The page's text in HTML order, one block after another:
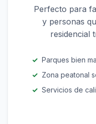
Perfecto para
y personas
residencial
Parques bien
Zona peatonal
Servicios de